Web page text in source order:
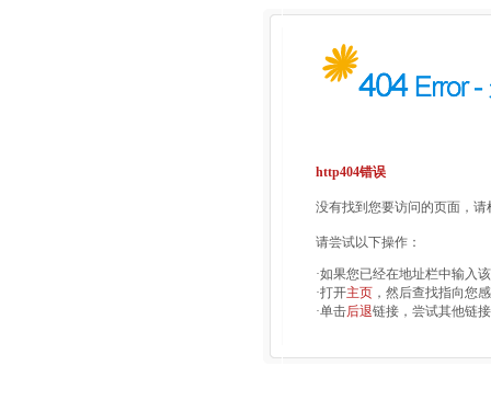
http404错误
没有找到您要访问的页面，
请尝试以下操作：
·如果您已经在地址栏中输入
·打开主页 ，然后查找指向您
·单击后退链接，尝试其他链